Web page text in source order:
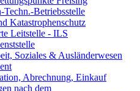
Techn.-Betriebsstelle
Katastrophenschutz
Leitstelle - ILS
Soziales & Ausländerwesen
Abrechnung, Einkauf
nach dem